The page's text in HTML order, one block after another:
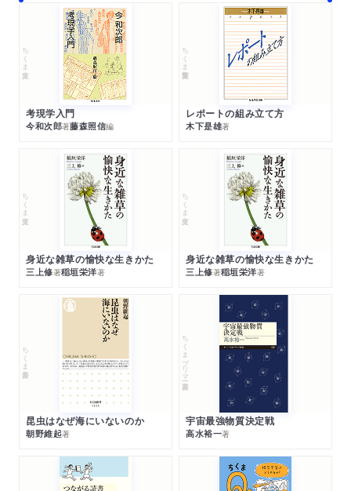
ちくま文庫
考現学入門
今和次郎著藤森照信編
ちくま学芸文庫
レポートの組み立て方
木下是雄著
ちくま文庫
身近な雑草の愉快な生きかた
三上修著稲垣栄洋著
ちくま文庫
身近な雑草の愉快な生きかた
三上修著稲垣栄洋著
ちくま新書
昆虫はなぜ海にいないのか
朝野維起著
ちくまプリマー新書
宇宙最強物質決定戦
高水裕一著